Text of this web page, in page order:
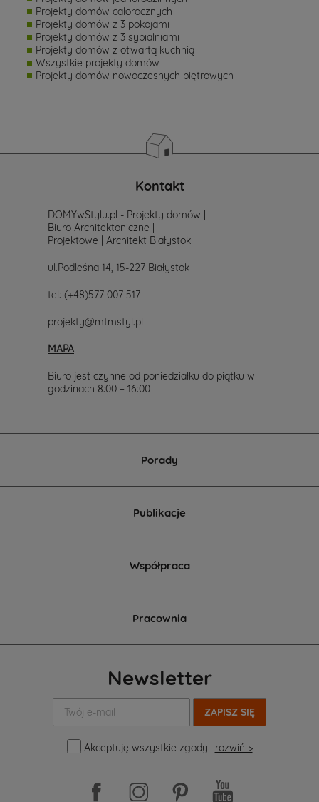
Projekty domów całorocznych
Projekty domów z 3 pokojami
Projekty domów z 3 sypialniami
Projekty domów z otwartą kuchnią
Wszystkie projekty domów
Projekty domów nowoczesnych piętrowych
Kontakt
DOMYwStylu.pl - Projekty domów |
Biuro Architektoniczne |
Projektowe | Architekt Białystok
ul.Podleśna 14, 15-227 Białystok
tel: (+48)577 007 517
projekty@mtmstyl.pl
MAPA
Biuro jest czynne od poniedziałku do piątku w
godzinach 8:00 – 16:00
Porady
Publikacje
Współpraca
Pracownia
Newsletter
mail:
Akceptuję wszystkie zgody
rozwiń >